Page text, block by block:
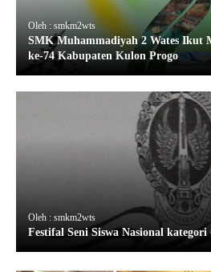
Oleh : smkm2wts
SMK Muhammadiyah 2 Wates Ikut
ke-74 Kabupaten Kulon Progo
Oleh : smkm2wts
Festifal Seni Siswa Nasional